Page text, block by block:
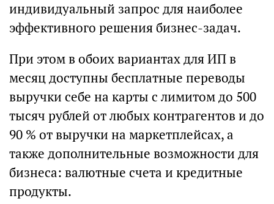
индивидуальный запрос для наиболее
эффективного решения бизнес-задач.
При этом в обоих вариантах для ИП в
месяц доступны бесплатные переводы
выручки себе на карты с лимитом до 500
тысяч рублей от любых контрагентов и до
90 % от выручки на маркетплейсах, а
также дополнительные возможности для
бизнеса: валютные счета и кредитные
продукты.